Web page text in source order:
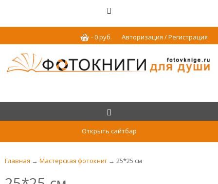
Авторизация / Регистрация
-0руб.
Открыть сайтбар
Главная → Мастерская фотокниг → 25*25 см